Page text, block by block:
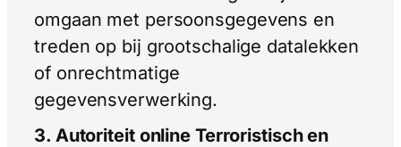
omgaan met persoonsgegevens en
treden op bij grootschalige datalekken
of onrechtmatige
gegevensverwerking.
3. Autoriteit online Terroristisch en